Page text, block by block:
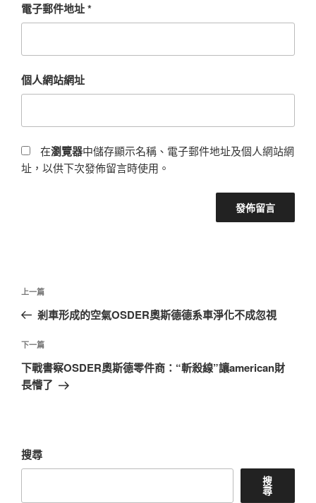
電子郵件地址*
個人網站網址
在瀏覽器中儲存顯示名稱、電子郵件地址及個人網站網
址，以供下次發佈留言時使用。
文
導
覽
上
一
文
章
上一篇
剎車形成的空氣OSDER奧斯德德系車淨化不成忽視
下
一
篇
下一篇
下戰書察OSDER奧斯德零件商：“斬殺線”讓american財
長懵了
搜尋
搜
尋